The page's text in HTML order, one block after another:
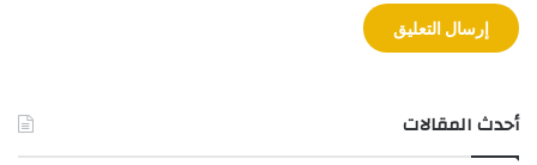
أحدث المقالات